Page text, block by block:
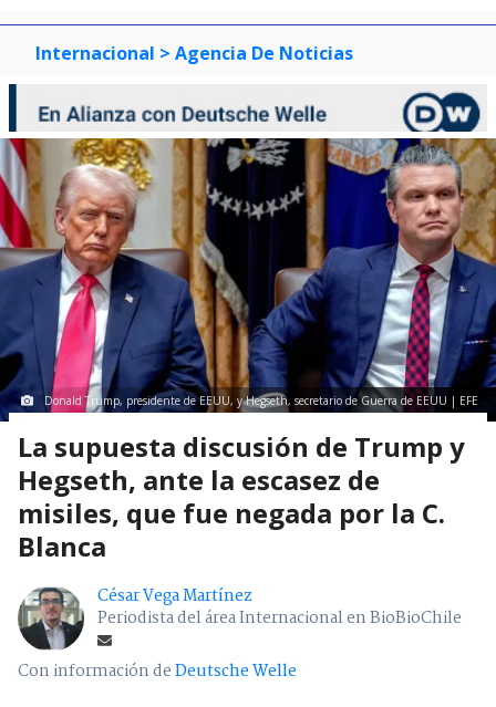
Internacional > Agencia De Noticias
Donald Trump, presidente de EEUU, y Hegseth, secretario de Guerra de EEUU | EFE
La supuesta discusión de Trump y
Hegseth, ante la escasez de
misiles, que fue negada por la C.
Blanca
César Vega Martínez
Periodista del área Internacional en BioBioChile
Con información deDeutsche Welle